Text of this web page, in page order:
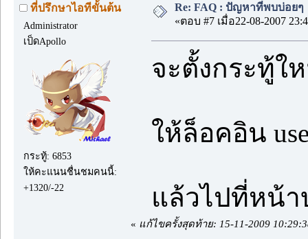
ที่ปรึกษาไอทีขั้นต้น
Administrator
เป็ดApollo
กระทู้: 6853
ให้คะแนนชื่นชมคนนี้:
+1320/-22
Re: FAQ : ปัญหาที่พบบ่อยๆ
«ตอบ #7 เมื่อ22-08-2007
จะตั้งกระทู้ใ
ให้ล็อคอิน
แล้วไปที่หน้า
« แก้ไขครั้งสุดท้าย: 15-11-2009